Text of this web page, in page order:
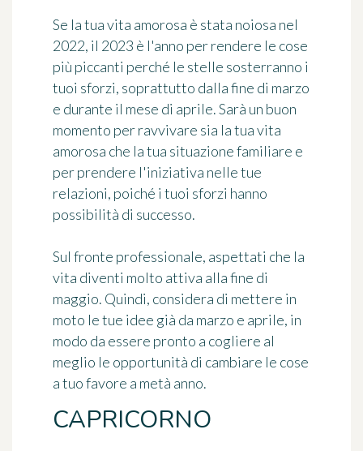
Se la tua vita amorosa è stata noiosa nel
2022, il 2023 è l'anno per rendere le cose
più piccanti perché le stelle sosterranno i
tuoi sforzi, soprattutto dalla fine di marzo
e durante il mese di aprile. Sarà un buon
momento per ravvivare sia la tua vita
amorosa che la tua situazione familiare e
per prendere l'iniziativa nelle tue
relazioni, poiché i tuoi sforzi hanno
possibilità di successo.
Sul fronte professionale, aspettati che la
vita diventi molto attiva alla fine di
maggio. Quindi, considera di mettere in
moto le tue idee già da marzo e aprile, in
modo da essere pronto a cogliere al
meglio le opportunità di cambiare le cose
a tuo favore a metà anno.
CAPRICORNO